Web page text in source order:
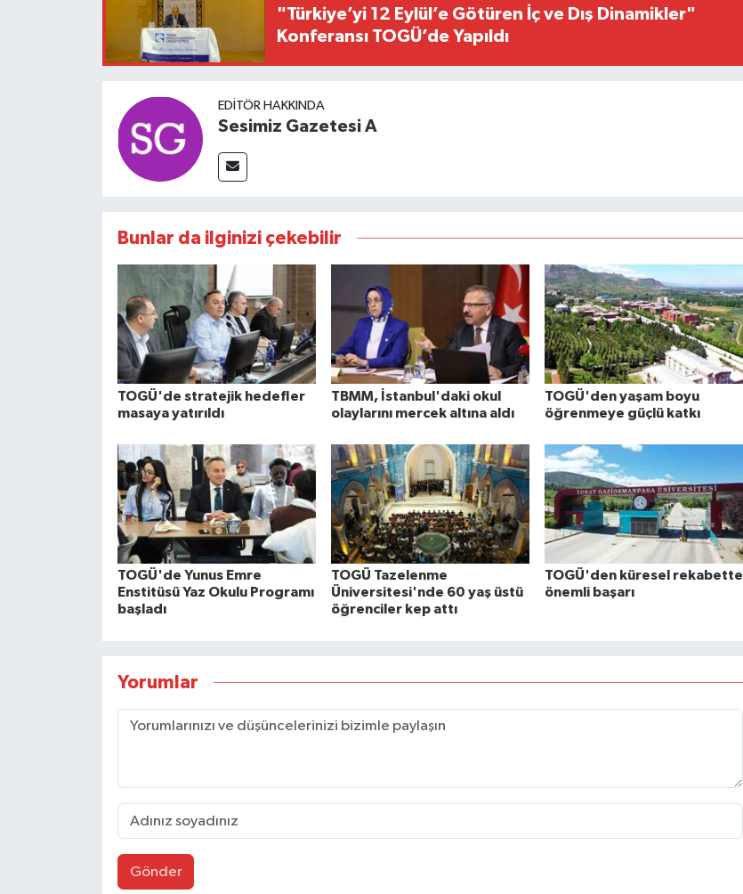
"Türkiye’yi 12 Eylül’e Götüren İç ve Dış Dinamikler"
Konferansı TOGÜ’de Yapıldı
EDITÖR HAKKINDA
Sesimiz Gazetesi A
Bunlar da ilginizi çekebilir
TOGÜ'de stratejik hedefler
masaya yatırıldı
TBMM, İstanbul'daki okul
olaylarını mercek altına aldı
TOGÜ'den yaşam boyu
öğrenmeye güçlü katkı
TOGÜ'de Yunus Emre
Enstitüsü Yaz Okulu Programı
başladı
TOGÜ Tazelenme
Üniversitesi'nde 60 yaş üstü
öğrenciler kep attı
TOGÜ'den küresel rekabette
önemli başarı
Yorumlar
Gönder